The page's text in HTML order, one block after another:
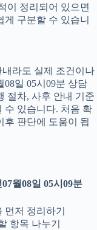
이 정리되어 있으면
구분할 수 있습니
라도 실제 조건이나
08일 05시09분 상담
절차, 사후 안내 기준
수 있습니다. 처음 확
후 판단에 도움이 됩
월08일 05시09분
저 정리하기
항목 나누기